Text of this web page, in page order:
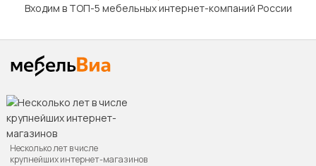
Входим в ТОП-5 мебельных интернет-компаний России
Несколько лет в числе
крупнейших интернет-магазинов